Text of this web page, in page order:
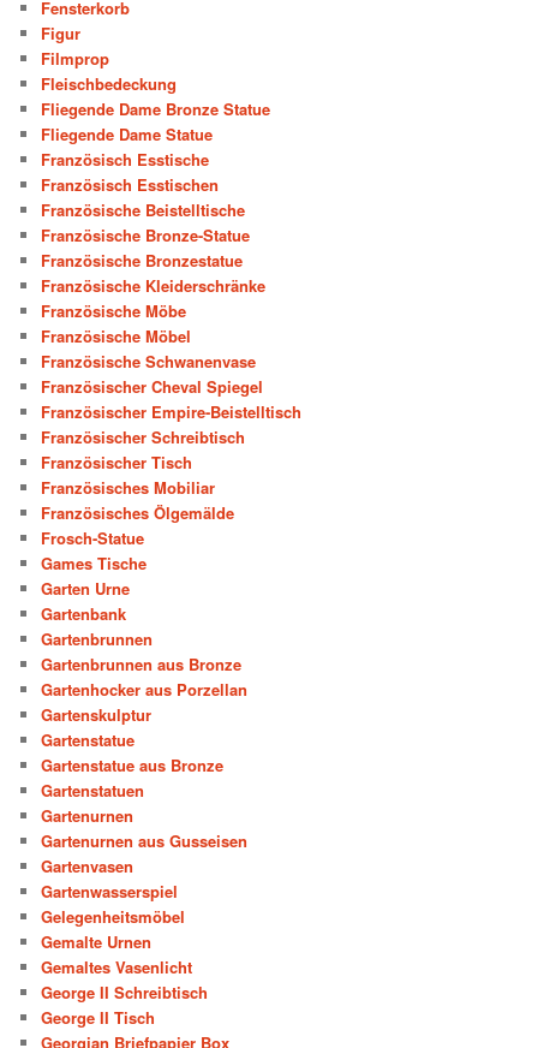
Fensterkorb
Figur
Filmprop
Fleischbedeckung
Fliegende Dame Bronze Statue
Fliegende Dame Statue
Französisch Esstische
Französisch Esstischen
Französische Beistelltische
Französische Bronze-Statue
Französische Bronzestatue
Französische Kleiderschränke
Französische Möbe
Französische Möbel
Französische Schwanenvase
Französischer Cheval Spiegel
Französischer Empire-Beistelltisch
Französischer Schreibtisch
Französischer Tisch
Französisches Mobiliar
Französisches Ölgemälde
Frosch-Statue
Games Tische
Garten Urne
Gartenbank
Gartenbrunnen
Gartenbrunnen aus Bronze
Gartenhocker aus Porzellan
Gartenskulptur
Gartenstatue
Gartenstatue aus Bronze
Gartenstatuen
Gartenurnen
Gartenurnen aus Gusseisen
Gartenvasen
Gartenwasserspiel
Gelegenheitsmöbel
Gemalte Urnen
Gemaltes Vasenlicht
George II Schreibtisch
George II Tisch
Georgian Briefpapier Box